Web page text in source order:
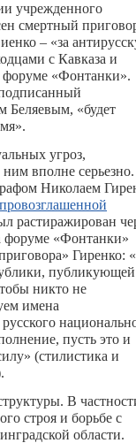
учрежденного
смертный
– «за
с Кавказа и
форуме «Фонтанки».
Беляевым, «будет
угроз,
вполне серьезно.
Николаем
растиражирован
форуме «Фонтанки»
Гиренко:
публикующей
никто не
имена
пусть это и
(стилистика и
В
строя и борьбе с
области.